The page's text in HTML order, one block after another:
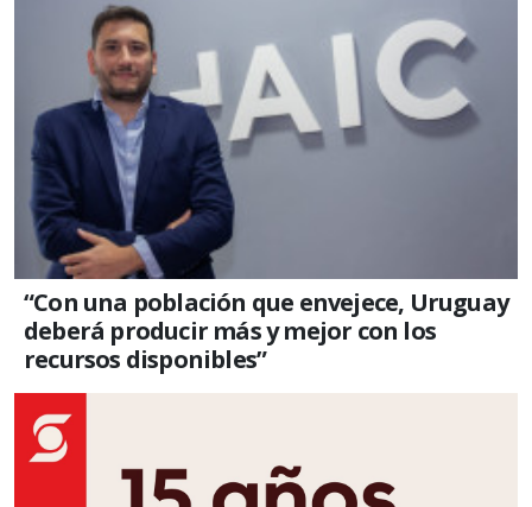
“Con una población que envejece, Uruguay
deberá producir más y mejor con los
recursos disponibles”